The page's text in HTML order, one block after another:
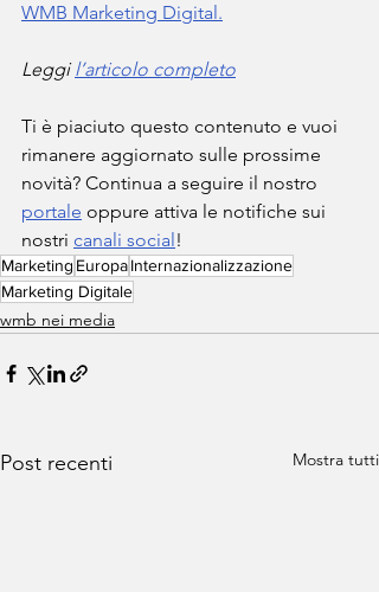
WMB Marketing Digital.
Leggi l’articolo completo
Ti è piaciuto questo contenuto e vuoi
rimanere aggiornato sulle prossime
novità? Continua a seguire il nostro
portale oppure attiva le notifiche sui
nostri canali social !
Marketing EuropaInternazionalizzazione
Marketing Digitale
wmb nei media
Post recenti Mostra tutti